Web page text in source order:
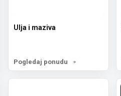
Ulja i maziva
Pogledaj ponudu